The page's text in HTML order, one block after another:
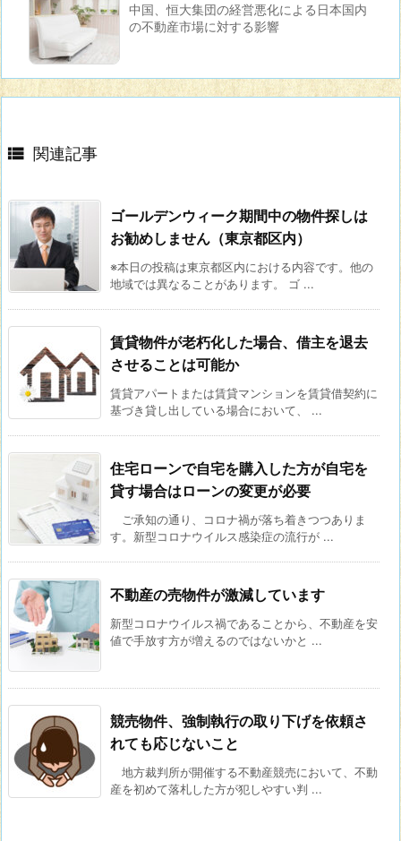
中国、恒大集団の経営悪化による日本国内
の不動産市場に対する影響
 関連記事
ゴールデンウィーク期間中の物件探しは
お勧めしません（東京都区内）
※本日の投稿は東京都区内における内容です。他の
地域では異なることがあります。 ゴ ...
賃貸物件が老朽化した場合、借主を退去
させることは可能か
賃貸アパートまたは賃貸マンションを賃貸借契約に
基づき貸し出している場合において、 ...
住宅ローンで自宅を購入した方が自宅を
貸す場合はローンの変更が必要
ご承知の通り、コロナ禍が落ち着きつつありま
す。新型コロナウイルス感染症の流行が ...
不動産の売物件が激減しています
新型コロナウイルス禍であることから、不動産を安
値で手放す方が増えるのではないかと ...
競売物件、強制執行の取り下げを依頼さ
れても応じないこと
地方裁判所が開催する不動産競売において、不動
産を初めて落札した方が犯しやすい判 ...